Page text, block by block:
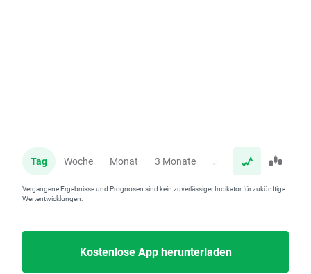
Tag Woche Monat 3 Monate Jahr
Vergangene Ergebnisse und Prognosen sind kein zuverlässiger Indikator für zukünftige
Wertentwicklungen.
Kostenlose App herunterladen